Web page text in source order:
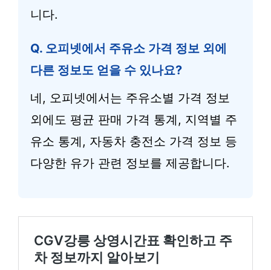
니다.
Q. 오피넷에서 주유소 가격 정보 외에
다른 정보도 얻을 수 있나요?
네, 오피넷에서는 주유소별 가격 정보
외에도 평균 판매 가격 통계, 지역별 주
유소 통계, 자동차 충전소 가격 정보 등
다양한 유가 관련 정보를 제공합니다.